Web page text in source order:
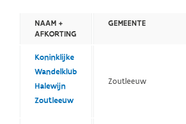
NAAM +
AFKORTING
GEMEENTE
Koninklijke
Wandelklub
Halewijn
Zoutleeuw
Zoutleeuw